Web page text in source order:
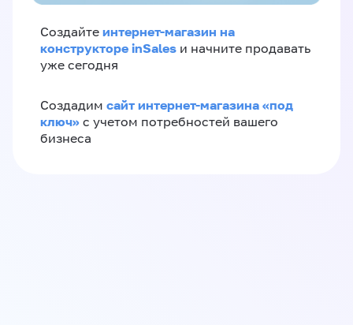
Создайте интернет-магазин на
конструкторе inSales и начните продавать
уже сегодня
Создадим сайт интернет-магазина «под
ключ» с учетом потребностей вашего
бизнеса